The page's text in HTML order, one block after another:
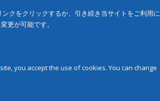
クをクリックするか、引き続き当サイトをご利用に
更が可能です。
you accept the use of cookies. You can change